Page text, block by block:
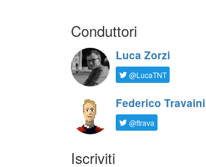
Conduttori
Luca Zorzi
@LucaTNT
Federico Travaini
@ftrava
Iscriviti